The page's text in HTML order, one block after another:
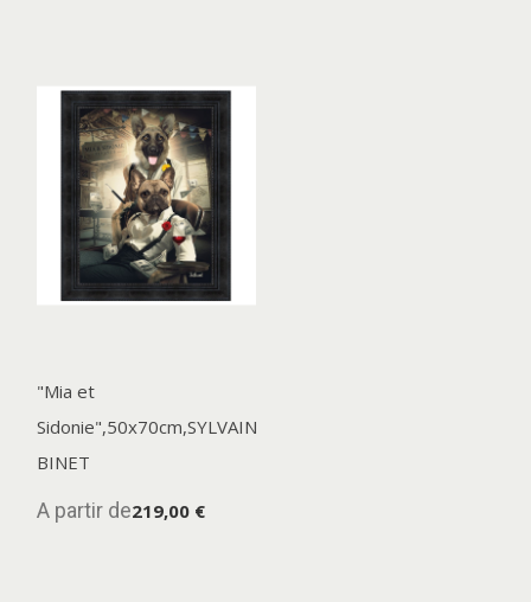
"Mia et
Sidonie",50x70cm,SYLVAIN
BINET
A partir de219,00 €